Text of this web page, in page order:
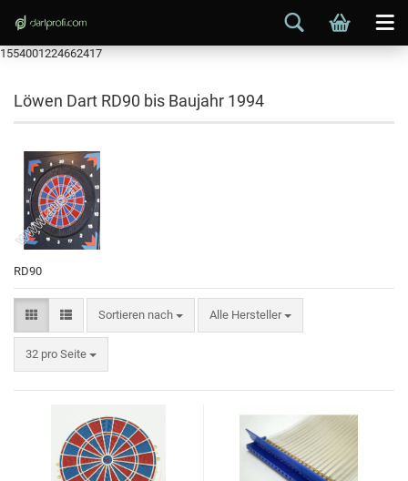
1554001224662417
Löwen Dart RD90 bis Baujahr 1994
RD90
Sortieren nach Alle Hersteller
32 pro Seite